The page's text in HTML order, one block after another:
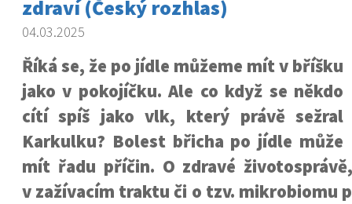
zdraví (Český rozhlas)
04.03.2025
Říká se, že po jídle můžeme mít v bříšku
jako v pokojíčku. Ale co když se někdo
cítí spíš jako vlk, který právě sežral
Karkulku? Bolest břicha po jídle může
mít řadu příčin. O zdravé
v zažívacím traktu či o tzv. mikrobiomu